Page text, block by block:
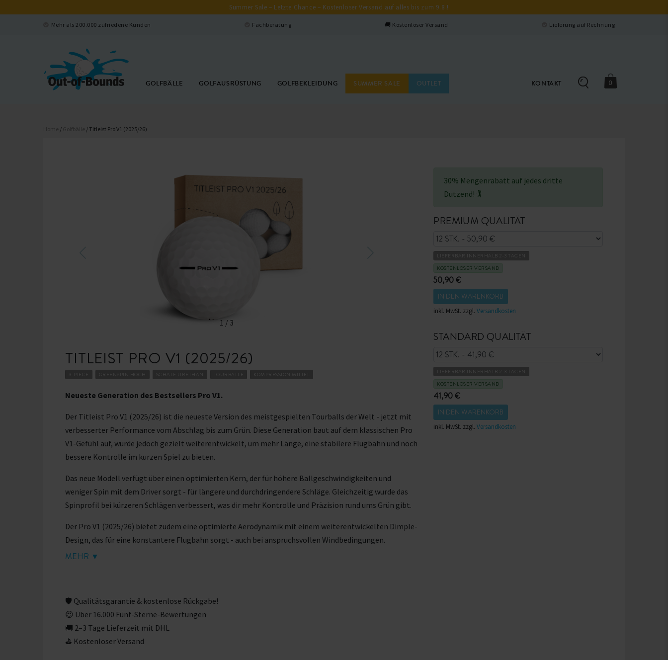
Summer Sale – Letzte Chance – Kostenloser Versand auf alles bis zum 9.8.!
Mehr als 200.000 zufriedene Kunden Fachberatung 🚚 Kostenloser Versand Lieferung auf Rechnung
GOLFBÄLLE GOLFAUSRÜSTUNG GOLFBEKLEIDUNG SUMMER SALE OUTLET KONTAKT 0
/ / Titleist Pro V1 (2025/26)
1 / 3
TITLEIST PRO V1 (2025/26)
SCHALE URETHAN TOURBÄLLE KOMPRESSION MITTEL
Neueste Generation des Bestsellers Pro V1.
Der Titleist Pro V1 (2025/26) ist die neueste Version des meistgespielten Tourballs der Welt - jetzt mit
verbesserter Performance vom Abschlag bis zum Grün. Diese Generation baut auf dem klassischen Pro
V1-Gefühl auf, wurde jedoch gezielt weiterentwickelt, um mehr Länge, eine stabilere Flugbahn und noch
bessere Kontrolle im kurzen Spiel zu bieten.
Das neue Modell verfügt über einen optimierten Kern, der für höhere Ballgeschwindigkeiten und
weniger Spin mit dem Driver sorgt - für längere und durchdringendere Schläge. Gleichzeitig wurde das
Spinprofil bei kürzeren Schlägen verbessert, was dir mehr Kontrolle und Präzision rund ums Grün gibt.
Der Pro V1 (2025/26) bietet zudem eine optimierte Aerodynamik mit einem weiterentwickelten Dimple-
Design, das für eine konstantere Flugbahn sorgt - auch bei anspruchsvollen Windbedingungen.
Das Schlaggefühl bleibt weich, wie man es vom Pro V1 erwartet, ist aber etwas reaktiver und liefert
MEHR ▼
30% Mengenrabatt auf jedes dritte
Dutzend! 🏌
PREMIUM QUALITÄT
LIEFERBAR INNERHALB 2-3 TAGEN
KOSTENLOSER VERSAND
50,90 €
IN DEN WARENKORB
inkl. MwSt. zzgl.Versandkosten
STANDARD QUALITÄT
LIEFERBAR INNERHALB 2-3 TAGEN
KOSTENLOSER VERSAND
41,90 €
IN DEN WARENKORB
inkl. MwSt. zzgl.Versandkosten
🛡 Qualitätsgarantie & kostenlose Rückgabe!
😍 Über 16.000 Fünf-Sterne-Bewertungen
🚚 2–3 Tage Lieferzeit mit DHL
⛳ Kostenloser Versand